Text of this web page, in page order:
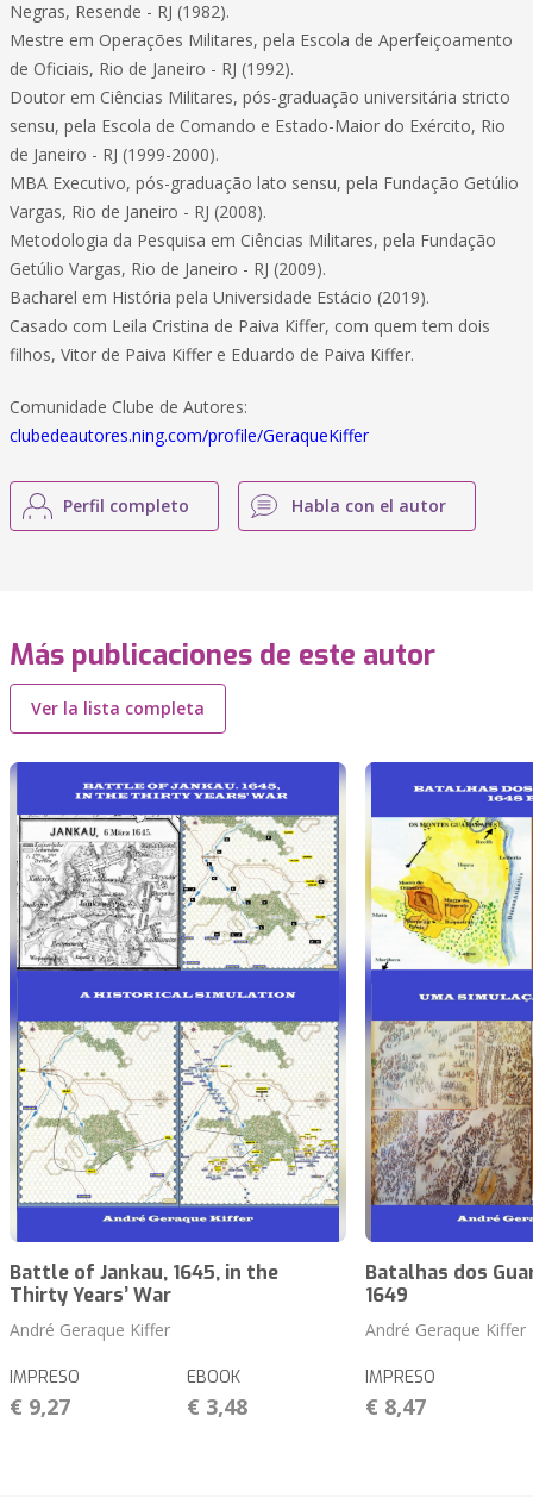
Negras, Resende - RJ (1982).
Mestre em Operações Militares, pela Escola de Aperfeiçoamento
de Oficiais, Rio de Janeiro - RJ (1992).
Doutor em Ciências Militares, pós-graduação universitária stricto
sensu, pela Escola de Comando e Estado-Maior do Exército, Rio
de Janeiro - RJ (1999-2000).
MBA Executivo, pós-graduação lato sensu, pela Fundação Getúlio
Vargas, Rio de Janeiro - RJ (2008).
Metodologia da Pesquisa em Ciências Militares, pela Fundação
Getúlio Vargas, Rio de Janeiro - RJ (2009).
Bacharel em História pela Universidade Estácio (2019).
Casado com Leila Cristina de Paiva Kiffer, com quem tem dois
filhos, Vitor de Paiva Kiffer e Eduardo de Paiva Kiffer.
Comunidade Clube de Autores:
clubedeautores.ning.com/profile/GeraqueKiffer
Perfil completo Habla con el autor
Más publicaciones de este autor
Ver la lista completa
Battle of Jankau, 1645, in the
Thirty Years’ War
André Geraque Kiffer
IMPRESO
€ 9,27
EBOOK
€ 3,48
Batalhas dos
1649
André Geraque Kiffer
IMPRESO
€ 8,47